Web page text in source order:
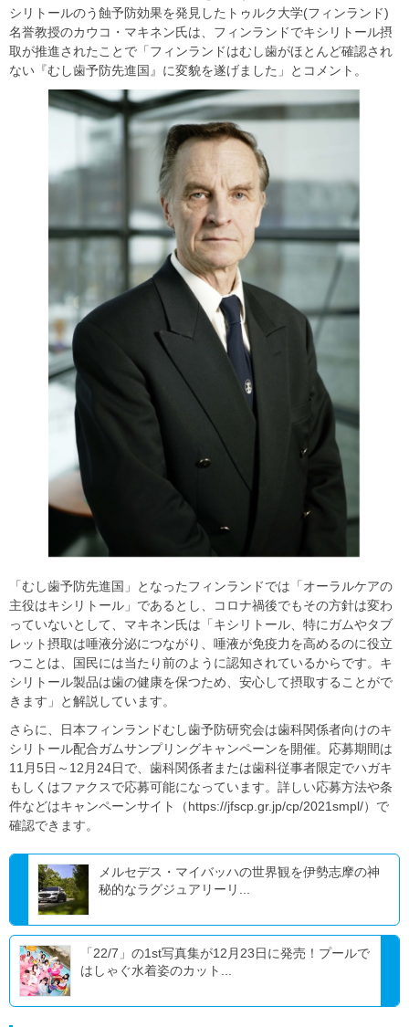
シリトールのう蝕予防効果を発見したトゥルク大学(フィンランド)
名誉教授のカウコ・マキネン氏は、フィンランドでキシリトール摂
取が推進されたことで「フィンランドはむし歯がほとんど確認され
ない『むし歯予防先進国』に変貌を遂げました」とコメント。
「むし歯予防先進国」となったフィンランドでは「オーラルケアの
主役はキシリトール」であるとし、コロナ禍後でもその方針は変わ
っていないとして、マキネン氏は「キシリトール、特にガムやタブ
レット摂取は唾液分泌につながり、唾液が免疫力を高めるのに役立
つことは、国民には当たり前のように認知されているからです。キ
シリトール製品は歯の健康を保つため、安心して摂取することがで
きます」と解説しています。
さらに、日本フィンランドむし歯予防研究会は歯科関係者向けのキ
シリトール配合ガムサンプリングキャンペーンを開催。応募期間は
11月5日～12月24日で、歯科関係者または歯科従事者限定でハガキ
もしくはファクスで応募可能になっています。詳しい応募方法や条
件などはキャンペーンサイト（https://jfscp.gr.jp/cp/2021smpl/）で
確認できます。
メルセデス・マイバッハの世界観を伊勢志摩の神
秘的なラグジュアリーリ...
「22/7」の1st写真集が12月23日に発売！プールで
はしゃぐ水着姿のカット...